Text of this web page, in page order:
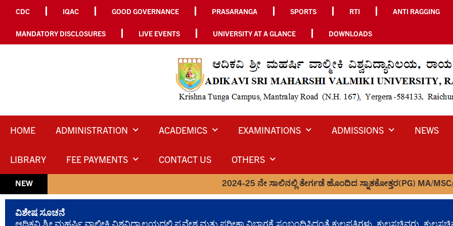
CDC IQAC GOOD GOVERNANCE PRASARANGA SPORTS RTI ANTI RAGGING
MANDATORY DISCLOSURES LIVE EVENTS UNIVERSITY AT A GLANCE DOWNLOADS
HOME ADMINISTRATION ACADEMICS EXAMINATIONS ADMISSIONS NEWS
LIBRARY FEE PAYMENTS CONTACT US OTHERS
NEW 2024-25 ನೇ ಸಾಲಿನಲ್ಲಿ ತೇರ್ಗಡೆ ಹೊಂದಿದ ಸ್ನಾತಕೋತ್ತರ(PG) MA/MSC/
ವಿಶೇಷ ಸೂಚನೆ
ಆದಿಕವಿ ಶ್ರೀ ಮಹರ್ಷಿ ವಾಲ್ಮೀಕಿ ವಿಶ್ವವಿದ್ಯಾಲಯದಲ್ಲಿ ಪ್ರವೇಶ ಮತ್ತು ಪರೀಕ್ಷಾ ವಿಭಾಗಕ್ಕೆ ಸಂಬಂಧಿಸಿದಂತೆ ಕುಲಪತಿಗಳು, ಕುಲಸಚಿವರು,